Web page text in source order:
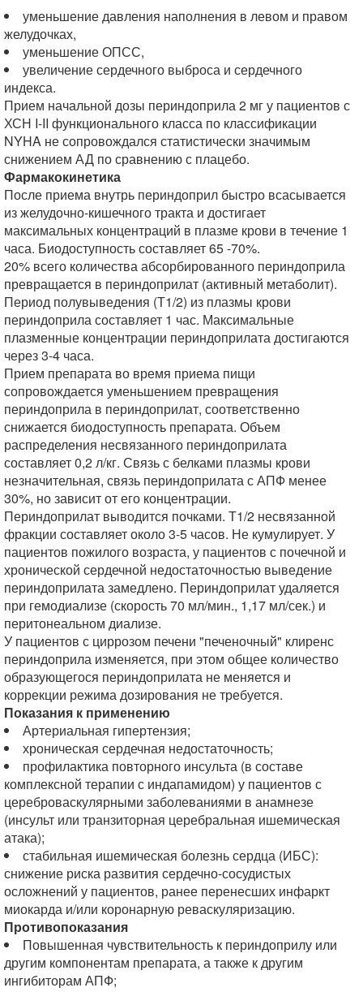
уменьшение давления наполнения в левом и правом
желудочках,
уменьшение ОПСС,
увеличение сердечного выброса и сердечного
индекса.
Прием начальной дозы периндоприла 2 мг у пациентов с
ХСН I-II функционального класса по классификации
NYHA не сопровождался статистически значимым
снижением АД по сравнению с плацебо.
Фармакокинетика
После приема внутрь периндоприл быстро всасывается
из желудочно-кишечного тракта и достигает
максимальных концентраций в плазме крови в течение 1
часа. Биодоступность составляет 65 -70%.
20% всего количества абсорбированного периндоприла
превращается в периндоприлат (активный метаболит).
Период полувыведения (Т1/2) из плазмы крови
периндоприла составляет 1 час. Максимальные
плазменные концентрации периндоприлата достигаются
через 3-4 часа.
Прием препарата во время приема пищи
сопровождается уменьшением превращения
периндоприла в периндоприлат, соответственно
снижается биодоступность препарата. Объем
распределения несвязанного периндоприлата
составляет 0,2 л/кг. Связь с белками плазмы крови
незначительная, связь периндоприлата с АПФ менее
30%, но зависит от его концентрации.
Периндоприлат выводится почками. Т1/2 несвязанной
фракции составляет около 3-5 часов. Не кумулирует. У
пациентов пожилого возраста, у пациентов с почечной и
хронической сердечной недостаточностью выведение
периндоприлата замедлено. Периндоприлат удаляется
при гемодиализе (скорость 70 мл/мин., 1,17 мл/сек.) и
перитонеальном диализе.
У пациентов с циррозом печени "печеночный" клиренс
периндоприла изменяется, при этом общее количество
образующегося периндоприлата не меняется и
коррекции режима дозирования не требуется.
Показания к применению
Артериальная гипертензия;
хроническая сердечная недостаточность;
профилактика повторного инсульта (в составе
комплексной терапии с индапамидом) у пациентов с
цереброваскулярными заболеваниями в анамнезе
(инсульт или транзиторная церебральная ишемическая
атака);
стабильная ишемическая болезнь сердца (ИБС):
снижение риска развития сердечно-сосудистых
осложнений у пациентов, ранее перенесших инфаркт
миокарда и/или коронарную реваскуляризацию.
Противопоказания
Повышенная чувствительность к периндоприлу или
другим компонентам препарата, а также к другим
ингибиторам АПФ;